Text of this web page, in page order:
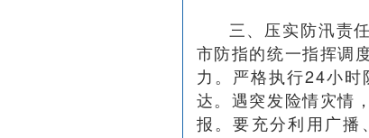
三、压实防汛责
市防指的统一指挥调
力。严格执行24小
达。遇突发险情灾情
报。要充分利用广播